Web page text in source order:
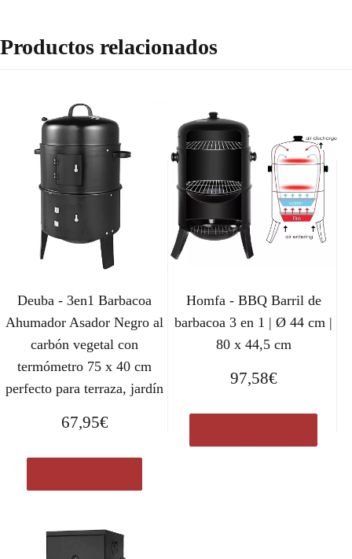
Productos relacionados
Deuba - 3en1 Barbacoa
Ahumador Asador Negro al
carbón vegetal con
termómetro 75 x 40 cm
perfecto para terraza, jardín
67,95€
Homfa - BBQ Barril de
barbacoa 3 en 1 | Ø 44 cm |
80 x 44,5 cm
97,58€